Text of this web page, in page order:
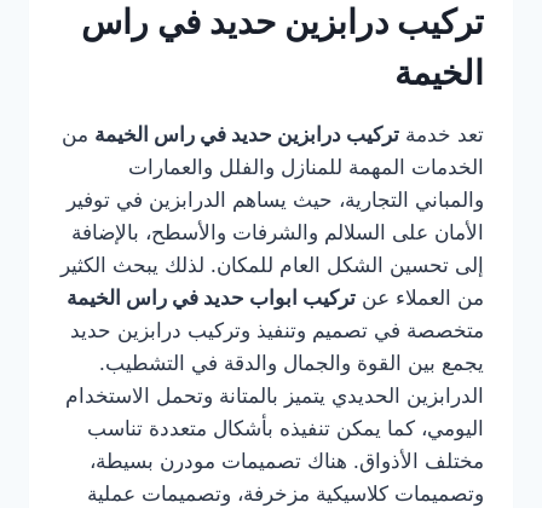
تركيب درابزين حديد في راس
الخيمة
تعد خدمة تركيب درابزين حديد في راس الخيمة من
الخدمات المهمة للمنازل والفلل والعمارات
والمباني التجارية، حيث يساهم الدرابزين في توفير
الأمان على السلالم والشرفات والأسطح، بالإضافة
إلى تحسين الشكل العام للمكان. لذلك يبحث الكثير
من العملاء عن تركيب ابواب حديد في راس الخيمة
متخصصة في تصميم وتنفيذ وتركيب درابزين حديد
يجمع بين القوة والجمال والدقة في التشطيب.
الدرابزين الحديدي يتميز بالمتانة وتحمل الاستخدام
اليومي، كما يمكن تنفيذه بأشكال متعددة تناسب
مختلف الأذواق. هناك تصميمات مودرن بسيطة،
وتصميمات كلاسيكية مزخرفة، وتصميمات عملية